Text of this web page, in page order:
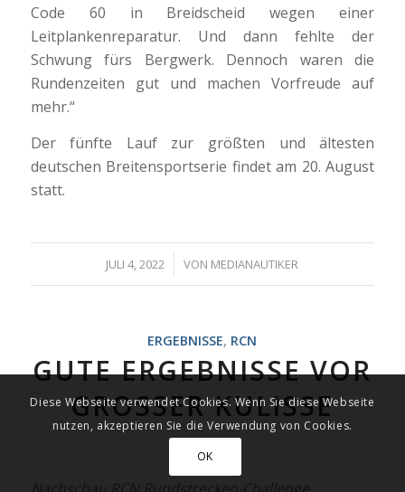
Code 60 in Breidscheid wegen einer
Leitplankenreparatur. Und dann fehlte der
Schwung fürs Bergwerk. Dennoch waren die
Rundenzeiten gut und machen Vorfreude auf
mehr.“
Der fünfte Lauf zur größten und ältesten
deutschen Breitensportserie findet am 20. August
statt.
JULI 4, 2022
/ VON MEDIANAUTIKER
ERGEBNISSE, RCN
GUTE ERGEBNISSE VOR
GROSSER KULISSE
Diese Webseite verwendet Cookies. Wenn Sie diese Webseite
nutzen, akzeptieren Sie die Verwendung von Cookies.
OK